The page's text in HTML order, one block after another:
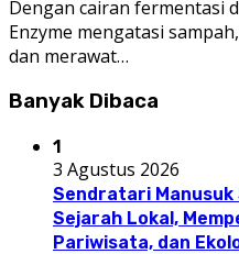
Dengan cairan fermentasi
Enzyme mengatasi
dan merawat…
Banyak Dibaca
1
3 Agustus 2026
Sendratari Manusuk
Sejarah Lokal,
Pariwisata, dan